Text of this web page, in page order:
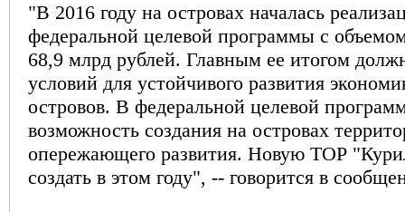
"В 2016 году на островах началась
федеральной целевой программы с
68,9 млрд рублей. Главным ее итогом
условий для устойчивого развития
островов. В федеральной целевой
возможность создания на островах
опережающего развития. Новую ТОР
создать в этом году", -- говорится в